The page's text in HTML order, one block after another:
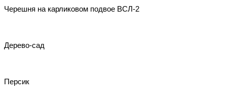
Черешня на карликовом подвое ВСЛ-2
Дерево-сад
Персик